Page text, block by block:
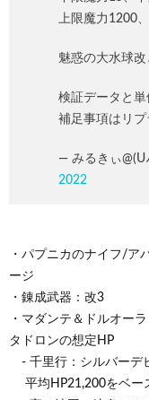
上限魔力1200
魅惑の大水球改
検証データと単
補足事項はリプ
— みるきぃ@(U
2022
・パプニカのナイフ/ア
ージ
・錬成武器：改3
・マダンテ＆ドルオー
タドロンの想定HP
- 千里行：シルバーデ
平均HP21,200をベー